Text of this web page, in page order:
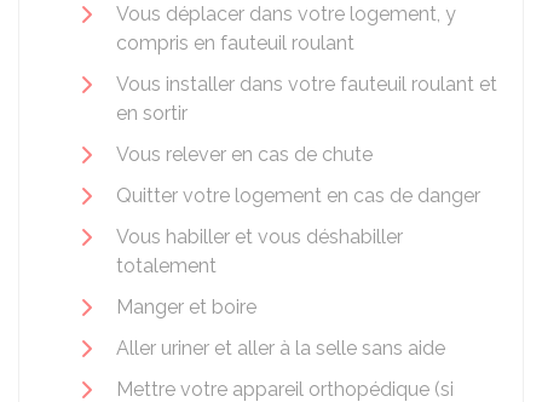
Vous déplacer dans votre logement, y
compris en fauteuil roulant
Vous installer dans votre fauteuil roulant et
en sortir
Vous relever en cas de chute
Quitter votre logement en cas de danger
Vous habiller et vous déshabiller
totalement
Manger et boire
Aller uriner et aller à la selle sans aide
Mettre votre appareil orthopédique (si